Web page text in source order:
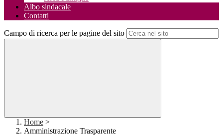
Albo sindacale
Contatti
Campo di ricerca per le pagine del sito
Home >
Amministrazione Trasparente